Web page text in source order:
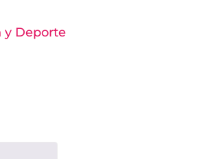
y Deporte